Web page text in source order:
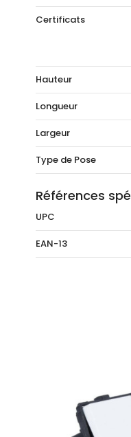
Certificats
Hauteur
Longueur
Largeur
Type de Pose
Références
UPC
EAN-13